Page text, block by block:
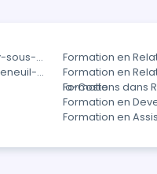
sous-
Formation en
Formation en
la-Coste
Formations dans
Formation en
Formation en